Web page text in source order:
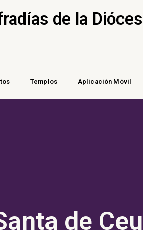
de la
Templos Aplicación Móvil
de